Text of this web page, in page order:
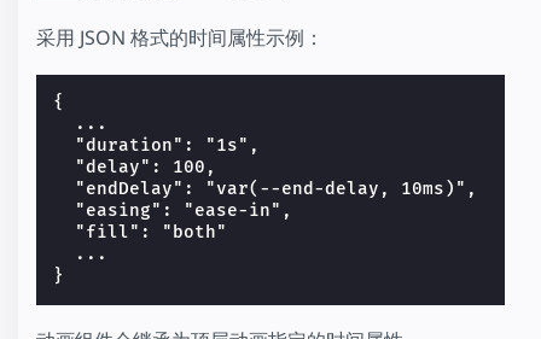
采用 JSON 格式的时间属性示例：
{
  ...
  "duration": "1s",
  "delay": 100,
  "endDelay": "var(--end-delay, 10ms)",
  "easing": "ease-in",
  "fill": "both"
  ...